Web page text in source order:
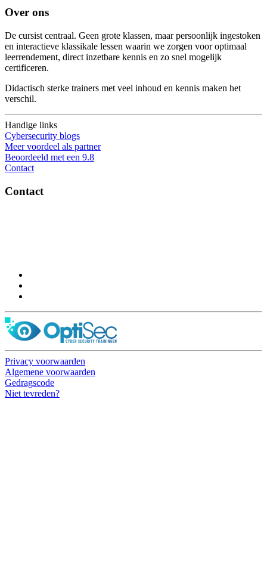
Over ons
De cursist centraal. Geen grote klassen, maar persoonlijk ingestoken
en interactieve klassikale lessen waarin we zorgen voor optimaal
leerrendement, direct inzetbare kennis en zo snel mogelijk
certificeren.
Didactisch sterke trainers met veel inhoud en kennis maken het
verschil.
Handige links
Cybersecurity blogs
Meer voordeel als partner
Beoordeeld met een 9.8
Contact
Contact
Privacy voorwaarden
Algemene voorwaarden
Gedragscode
Niet tevreden?